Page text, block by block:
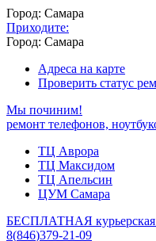
Город: Самара
Приходите:
Город: Самара
Адреса на карте
Проверить статус
Мы починим!
ремонт телефонов,
ТЦ Аврора
ТЦ Максидом
ТЦ Апельсин
ЦУМ Самара
БЕСПЛАТНАЯ курьерская
8(846)379-21-09